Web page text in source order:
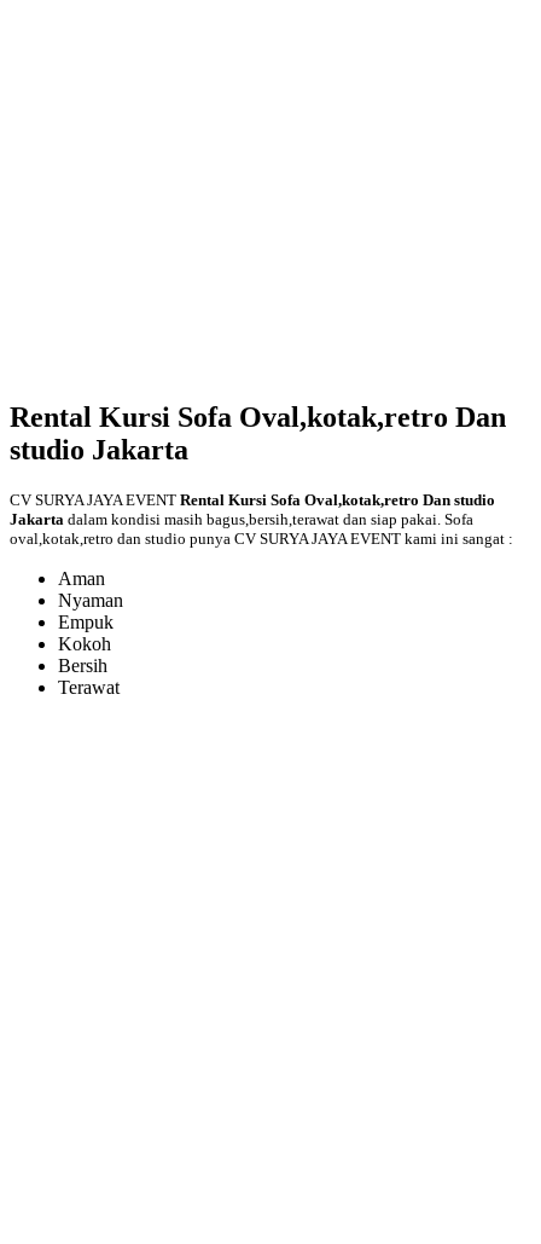
Rental Kursi Sofa Oval,kotak,retro Dan
studio Jakarta
CV SURYA JAYA EVENT Rental Kursi Sofa Oval,kotak,retro Dan studio
Jakarta dalam kondisi masih bagus,bersih,terawat dan siap pakai. Sofa
oval,kotak,retro dan studio punya CV SURYA JAYA EVENT kami ini sangat :
Aman
Nyaman
Empuk
Kokoh
Bersih
Terawat